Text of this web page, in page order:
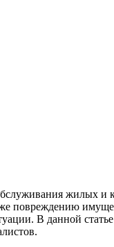
жилых
повреждению
В данной